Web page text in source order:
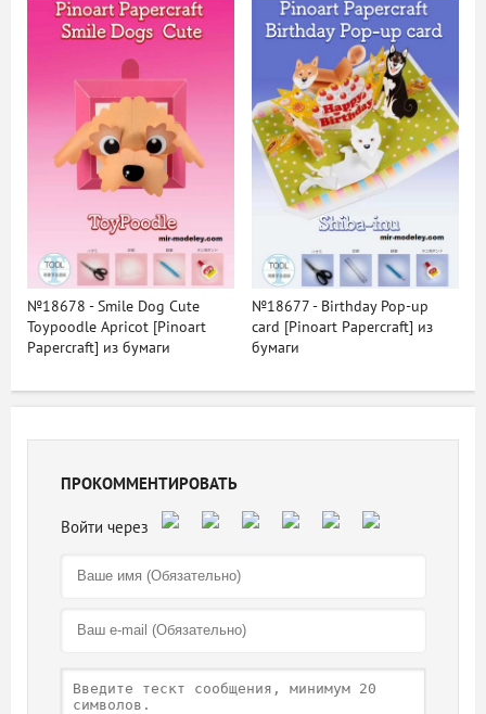
№18678 - Smile Dog Cute
Toypoodle Apricot [Pinoart
Papercraft] из бумаги
№18677 - Birthday Pop-up
card [Pinoart Papercraft] из
бумаги
ПРОКОММЕНТИРОВАТЬ